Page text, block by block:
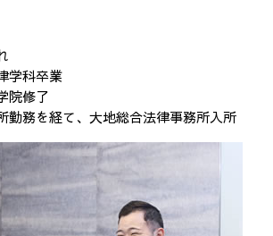
学科卒業
院修了
勤務を経て、大地総合法律事務所入所